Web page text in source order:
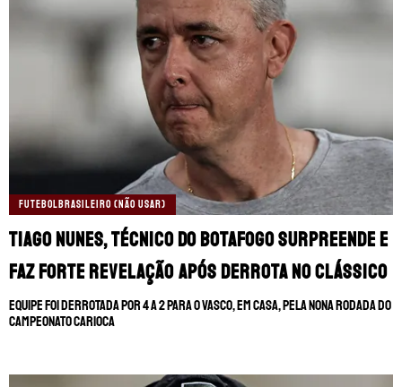
TERMOS E CONDIÇÕES
POLÍTICA DE PRIVACIDADE
POLÍTICA EDITORIAL AD CHOICES
Somos Fanáticos, assim como Futbol Sites, é
uma empresa pertencente à Better
Collective. Todos os direitos reservados.
+18 |Jogue com responsabilidade
Comercial | Ministério da Fazenda adverte: Aposta não
é investimento.
FUTEBOLBRASILEIRO (NÃO USAR)
Tiago Nunes, técnico do Botafogo surpreende e
faz forte revelação após derrota no clássico
Equipe foi derrotada por 4 a 2 para o Vasco, em casa, pela nona rodada do
Campeonato Carioca